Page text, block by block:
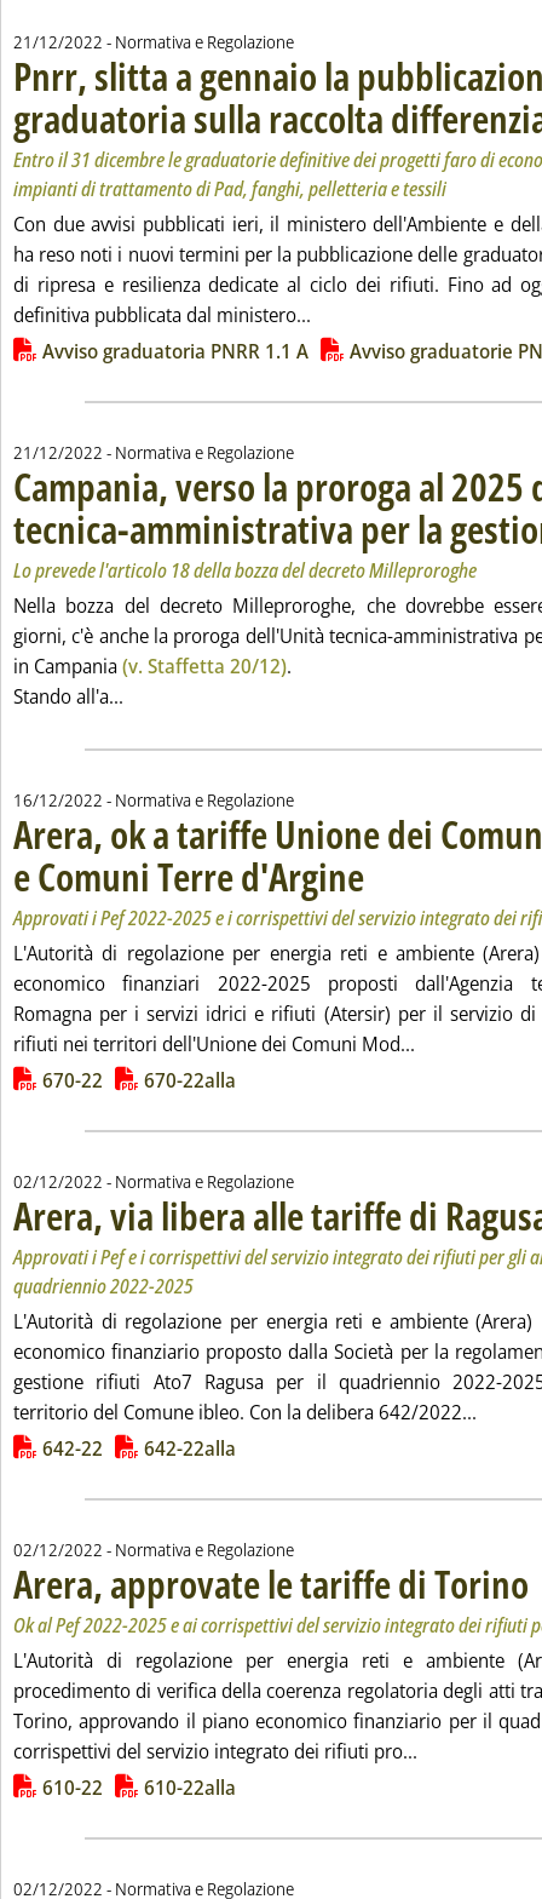
21/12/2022 - Normativa e Regolazione
Pnrr, slitta a gennaio la
graduatoria sulla raccolta
Entro il 31 dicembre le graduatorie definitive dei progetti faro di
impianti di trattamento di Pad, fanghi, pelletteria e tessili
Con due avvisi pubblicati ieri, il ministero dell'Ambiente e
ha reso noti i nuovi termini per la pubblicazione delle
di ripresa e resilienza dedicate al ciclo dei rifiuti. Fino ad
definitiva pubblicata dal ministero...
Lista allegati PDF alla notizia
Avviso graduatoria PNRR 1.1 A Avviso graduatorie
21/12/2022 - Normativa e Regolazione
Campania, verso la proroga al
tecnica-amministrativa per la
Lo prevede l'articolo 18 della bozza del decreto Milleproroghe
Nella bozza del decreto Milleproroghe, che dovrebbe
giorni, c'è anche la proroga dell'Unità tecnica-amministrativa
in Campania(v. Staffetta 20/12).
Stando all'a...
16/12/2022 - Normativa e Regolazione
Arera, ok a tariffe Unione dei
e Comuni Terre d'Argine
Approvati i Pef 2022-2025 e i corrispettivi del servizio integrato dei
L'Autorità di regolazione per energia reti e ambiente
economico finanziari 2022-2025 proposti dall'Agenzia
Romagna per i servizi idrici e rifiuti (Atersir) per il servizio di
rifiuti nei territori dell'Unione dei Comuni Mod...
Lista allegati PDF alla notizia
670-22 670-22alla
02/12/2022 - Normativa e Regolazione
Arera, via libera alle tariffe di
Approvati i Pef e i corrispettivi del servizio integrato dei rifiuti per gli
quadriennio 2022-2025
L'Autorità di regolazione per energia reti e ambiente
economico finanziario proposto dalla Società per la
gestione rifiuti Ato7 Ragusa per il quadriennio 2022-
territorio del Comune ibleo. Con la delibera 642/2022...
Lista allegati PDF alla notizia
642-22 642-22alla
02/12/2022 - Normativa e Regolazione
Arera, approvate le tariffe di Torino
Ok al Pef 2022-2025 e ai corrispettivi del servizio integrato dei rifiuti
L'Autorità di regolazione per energia reti e ambiente
procedimento di verifica della coerenza regolatoria degli atti
Torino, approvando il piano economico finanziario per il
corrispettivi del servizio integrato dei rifiuti pro...
Lista allegati PDF alla notizia
610-22 610-22alla
02/12/2022 - Normativa e Regolazione